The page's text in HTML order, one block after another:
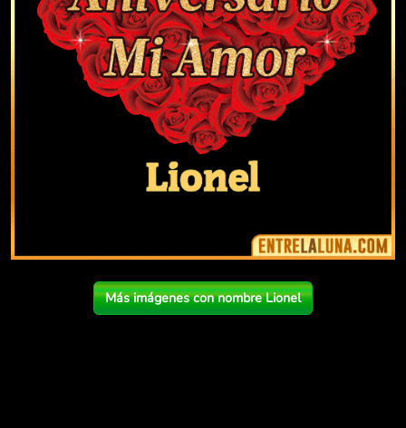
Más imágenes con nombre Lionel